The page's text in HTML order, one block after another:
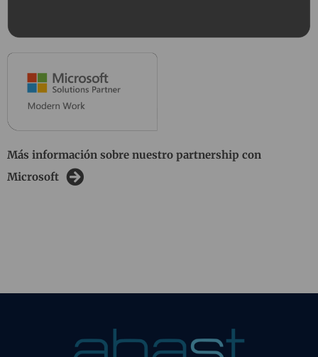
Más información sobre nuestro partnership con
Microsoft